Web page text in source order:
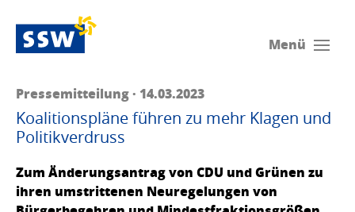
Menü
Pressemitteilung · 14.03.2023
Koalitionspläne führen zu mehr Klagen und
Politikverdruss
Zum Änderungsantrag von CDU und Grünen zu
ihren umstrittenen Neuregelungen von